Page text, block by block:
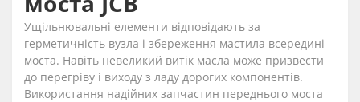
Ущільнювальні елементи відповідають за
герметичність вузла і збереження мастила всередині
моста. Навіть невеликий витік масла може призвести
до перегріву і виходу з ладу дорогих компонентів.
Використання надійних запчастин переднього моста